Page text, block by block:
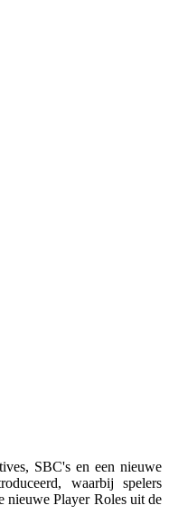
SBC's en een nieuwe
waarbij spelers
nieuwe Player Roles uit de